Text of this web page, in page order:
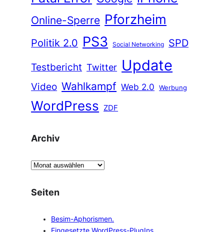
Online-Sperre Pforzheim
Politik 2.0 PS3 Social Networking
SPD
Testbericht Twitter Update
Video Wahlkampf Web 2.0 Werbung
WordPress ZDF
Archiv
A
c
Seiten
Besim-Aphorismen.